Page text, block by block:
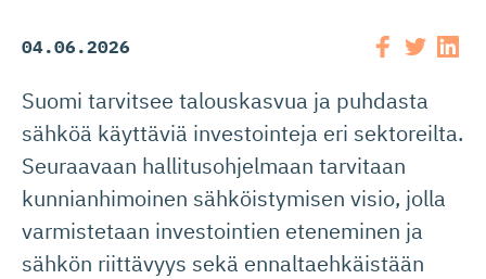
04.06.2026
Suomi tarvitsee talouskasvua ja puhdasta
sähköä käyttäviä investointeja eri sektoreilta.
Seuraavaan hallitusohjelmaan tarvitaan
kunnianhimoinen sähköistymisen visio, jolla
varmistetaan investointien eteneminen ja
sähkön riittävyys sekä ennaltaehkäistään